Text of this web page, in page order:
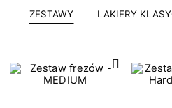
ZESTAWY LAKIERY